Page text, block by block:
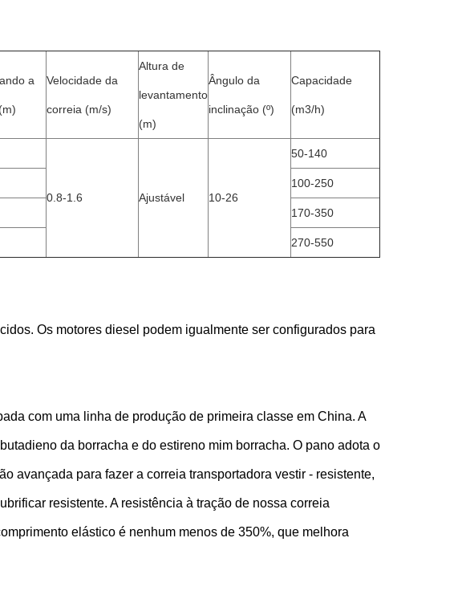
a Velocidade da
correia (m/s)
Altura de
levantamento
(m)
Ângulo da
inclinação (º)
Capacidade
(m3/h)
0.8-1.6 Ajustável 10-26
50-140
100-250
170-350
270-550
Os motores diesel podem igualmente ser configurados para
com uma linha de produção de primeira classe em China. A
da borracha e do estireno mim borracha. O pano adota o
avançada para fazer a correia transportadora vestir - resistente,
resistente. A resistência à tração de nossa correia
elástico é nenhum menos de 350%, que melhora